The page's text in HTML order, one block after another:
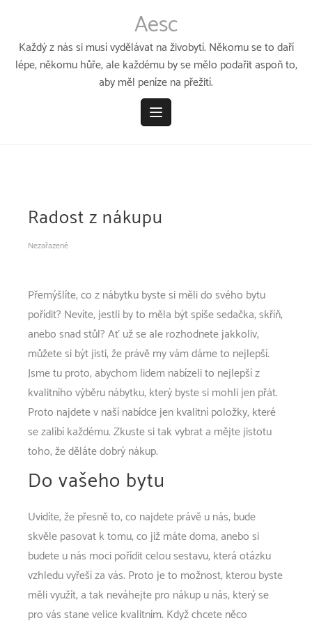
obsahu
Aesc
Každý z nás si musí vydělávat na živobytí. Někomu se to daří
lépe, někomu hůře, ale každému by se mělo podařit aspoň to,
aby měl peníze na přežití.
Radost z nákupu
Nezařazené
Přemýšlíte, co znábytkubyste si měli do svého bytu
pořídit? Nevíte, jestli by to měla být spíše sedačka, skříň,
anebo snad stůl? Ať už se ale rozhodnete jakkoliv,
můžete si být jisti, že právě my vám dáme to nejlepší.
Jsme tu proto, abychom lidem nabízeli to nejlepší z
kvalitního výběru nábytku, který byste si mohli jen přát.
Proto najdete v naší nabídce jen kvalitní položky, které
se zalíbí každému. Zkuste si tak vybrat a mějte jistotu
toho, že děláte dobrý nákup.
Do vašeho bytu
Uvidíte, že přesně to, co najdete právě u nás, bude
skvěle pasovat k tomu, co již máte doma, anebo si
budete u nás moci pořídit celou sestavu, která otázku
vzhledu vyřeší za vás. Proto je to možnost, kterou byste
měli využít, a tak neváhejte pro nákup u nás, který se
pro vás stane velice kvalitním. Když chcete něco